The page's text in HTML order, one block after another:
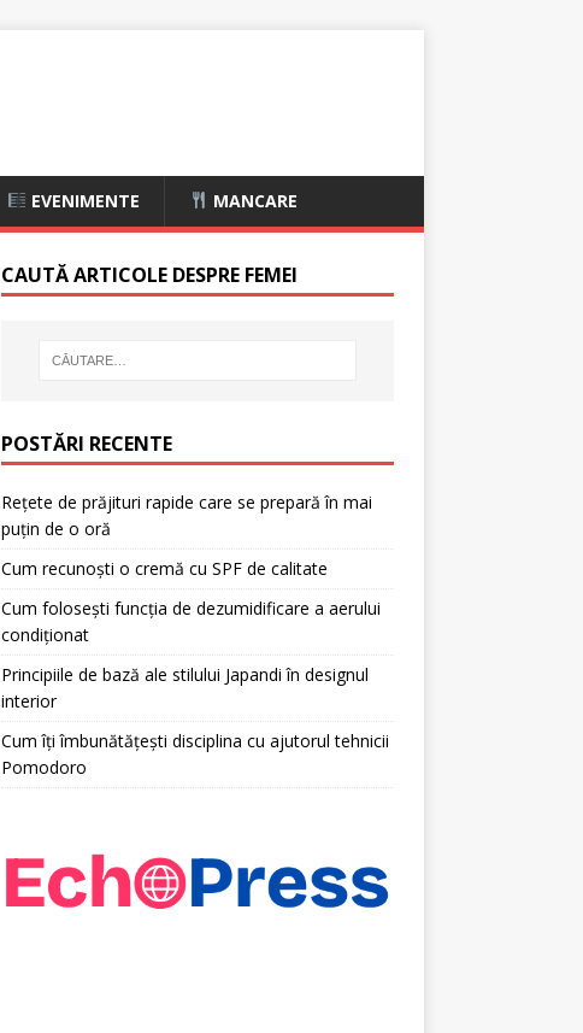
EVENIMENTE MANCARE
CAUTĂ ARTICOLE DESPRE FEMEI
POSTĂRI RECENTE
Rețete de prăjituri rapide care se prepară în mai
puțin de o oră
Cum recunoști o cremă cu SPF de calitate
Cum folosești funcția de dezumidificare a aerului
condiționat
Principiile de bază ale stilului Japandi în designul
interior
Cum îți îmbunătățești disciplina cu ajutorul tehnicii
Pomodoro